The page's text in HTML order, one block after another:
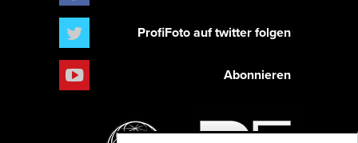
ProfiFoto auf twitter folgen
Abonnieren